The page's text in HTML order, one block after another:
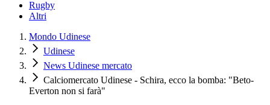
Rugby
Altri
Mondo Udinese
Udinese
News Udinese mercato
Calciomercato Udinese - Schira, ecco la bomba: "Beto-
Everton non si farà"